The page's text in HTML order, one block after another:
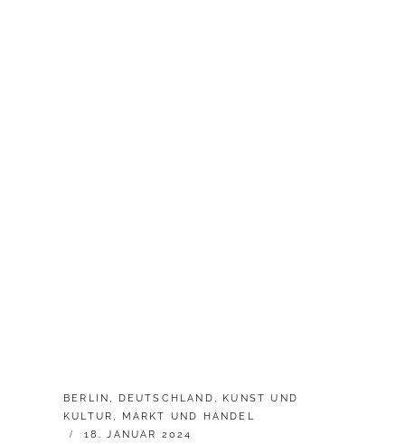
CATEGORIES:
BERLIN, DEUTSCHLAND, KUNST UND
KULTUR,
MARKT UND HANDEL
POSTED
18. JANUAR 2024